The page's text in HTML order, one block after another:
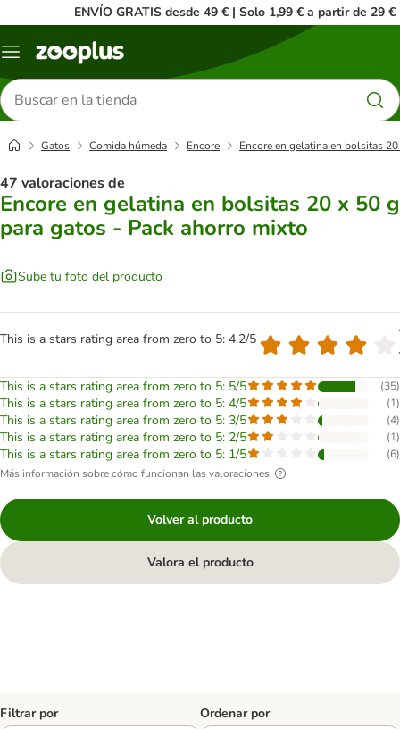
ENVÍO GRATIS desde 49 € | Solo 1,99 € a partir de 29 €
Menú
Buscar
productos
Gatos Comida húmeda Encore Encore en gelatina en bolsitas
47 valoraciones de
Encore en gelatina en bolsitas 20 x 50 g
para gatos - Pack ahorro mixto
Sube tu foto del producto
This is a stars rating area from zero to 5: 4.2/5
This is a stars rating area from zero to 5: 5/5 (35)
This is a stars rating area from zero to 5: 4/5 (1)
This is a stars rating area from zero to 5: 3/5 (4)
This is a stars rating area from zero to 5: 2/5 (1)
This is a stars rating area from zero to 5: 1/5 (6)
Más información sobre cómo funcionan las valoraciones
Volver al producto
Valora el producto
Filtrar por Ordenar por